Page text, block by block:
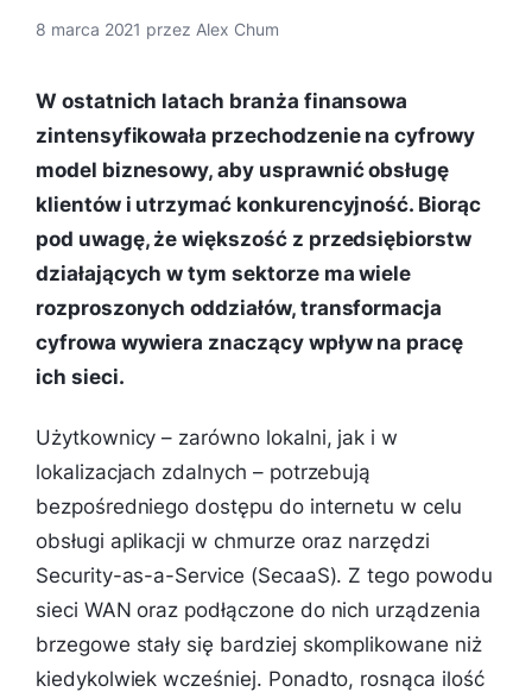
8 marca 2021 przez Alex Chum
W ostatnich latach branża finansowa
zintensyfikowała przechodzenie na cyfrowy
model biznesowy, aby usprawnić obsługę
klientów i utrzymać konkurencyjność. Biorąc
pod uwagę, że większość z przedsiębiorstw
działających w tym sektorze ma wiele
rozproszonych oddziałów, transformacja
cyfrowa wywiera znaczący wpływ na pracę
ich sieci.
Użytkownicy – zarówno lokalni, jak i w
lokalizacjach zdalnych – potrzebują
bezpośredniego dostępu do internetu w celu
obsługi aplikacji w chmurze oraz narzędzi
Security-as-a-Service (SecaaS). Z tego powodu
sieci WAN oraz podłączone do nich urządzenia
brzegowe stały się bardziej skomplikowane niż
kiedykolwiek wcześniej. Ponadto, rosnąca ilość